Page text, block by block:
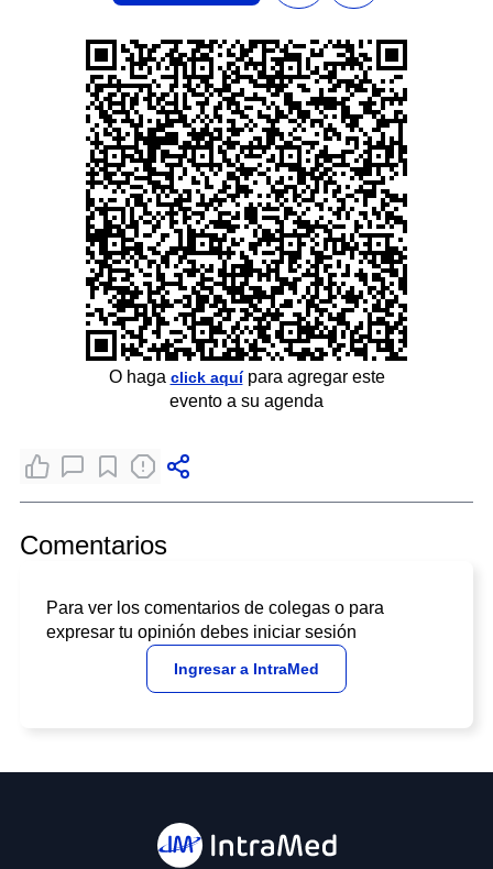
O haga click aquípara agregar este
evento a su agenda
Comentarios
Para ver los comentarios de colegas o para
expresar tu opinión debes iniciar sesión
Ingresar a IntraMed